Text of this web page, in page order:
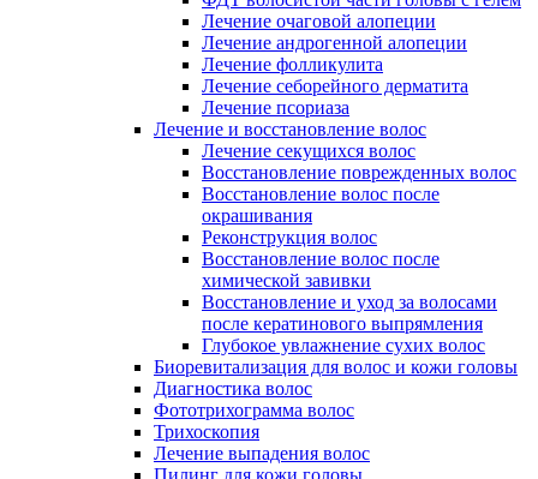
Лечение очаговой алопеции
Лечение андрогенной алопеции
Лечение фолликулита
Лечение себорейного дерматита
Лечение псориаза
Лечение и восстановление волос
Лечение секущихся волос
Восстановление поврежденных волос
Восстановление волос после
окрашивания
Реконструкция волос
Восстановление волос после
химической завивки
Восстановление и уход за волосами
после кератинового выпрямления
Глубокое увлажнение сухих волос
Биоревитализация для волос и кожи головы
Диагностика волос
Фототрихограмма волос
Трихоскопия
Лечение выпадения волос
Пилинг для кожи головы